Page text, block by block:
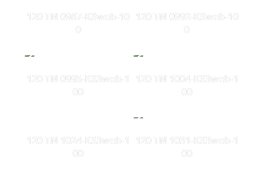
120 TN 0987-KSweb-10
0
120 TN 0992-KSweb-10
0
120 TN 0995-KS3web-1
00
120 TN 1004-KS3web-1
00
120 TN 1024-KS3web-1
00
120 TN 1031-KS3web-1
00